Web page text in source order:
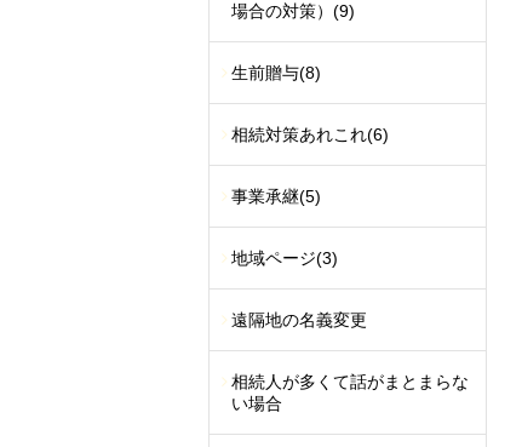
場合の対策） (9)
生前贈与(8)
相続対策あれこれ(6)
事業承継(5)
地域ページ(3)
遠隔地の名義変更
相続人が多くて話がまとまらな
い場合